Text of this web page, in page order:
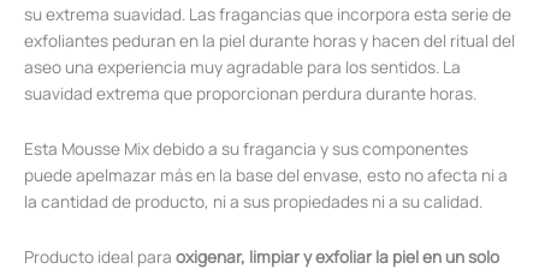
su extrema suavidad. Las fragancias que incorpora esta serie de
exfoliantes peduran en la piel durante horas y hacen del ritual del
aseo una experiencia muy agradable para los sentidos. La
suavidad extrema que proporcionan perdura durante horas.
Esta Mousse Mix debido a su fragancia y sus componentes
puede apelmazar más en la base del envase, esto no afecta ni a
la cantidad de producto, ni a sus propiedades ni a su calidad.
Producto ideal para oxigenar, limpiar y exfoliar la piel en un solo